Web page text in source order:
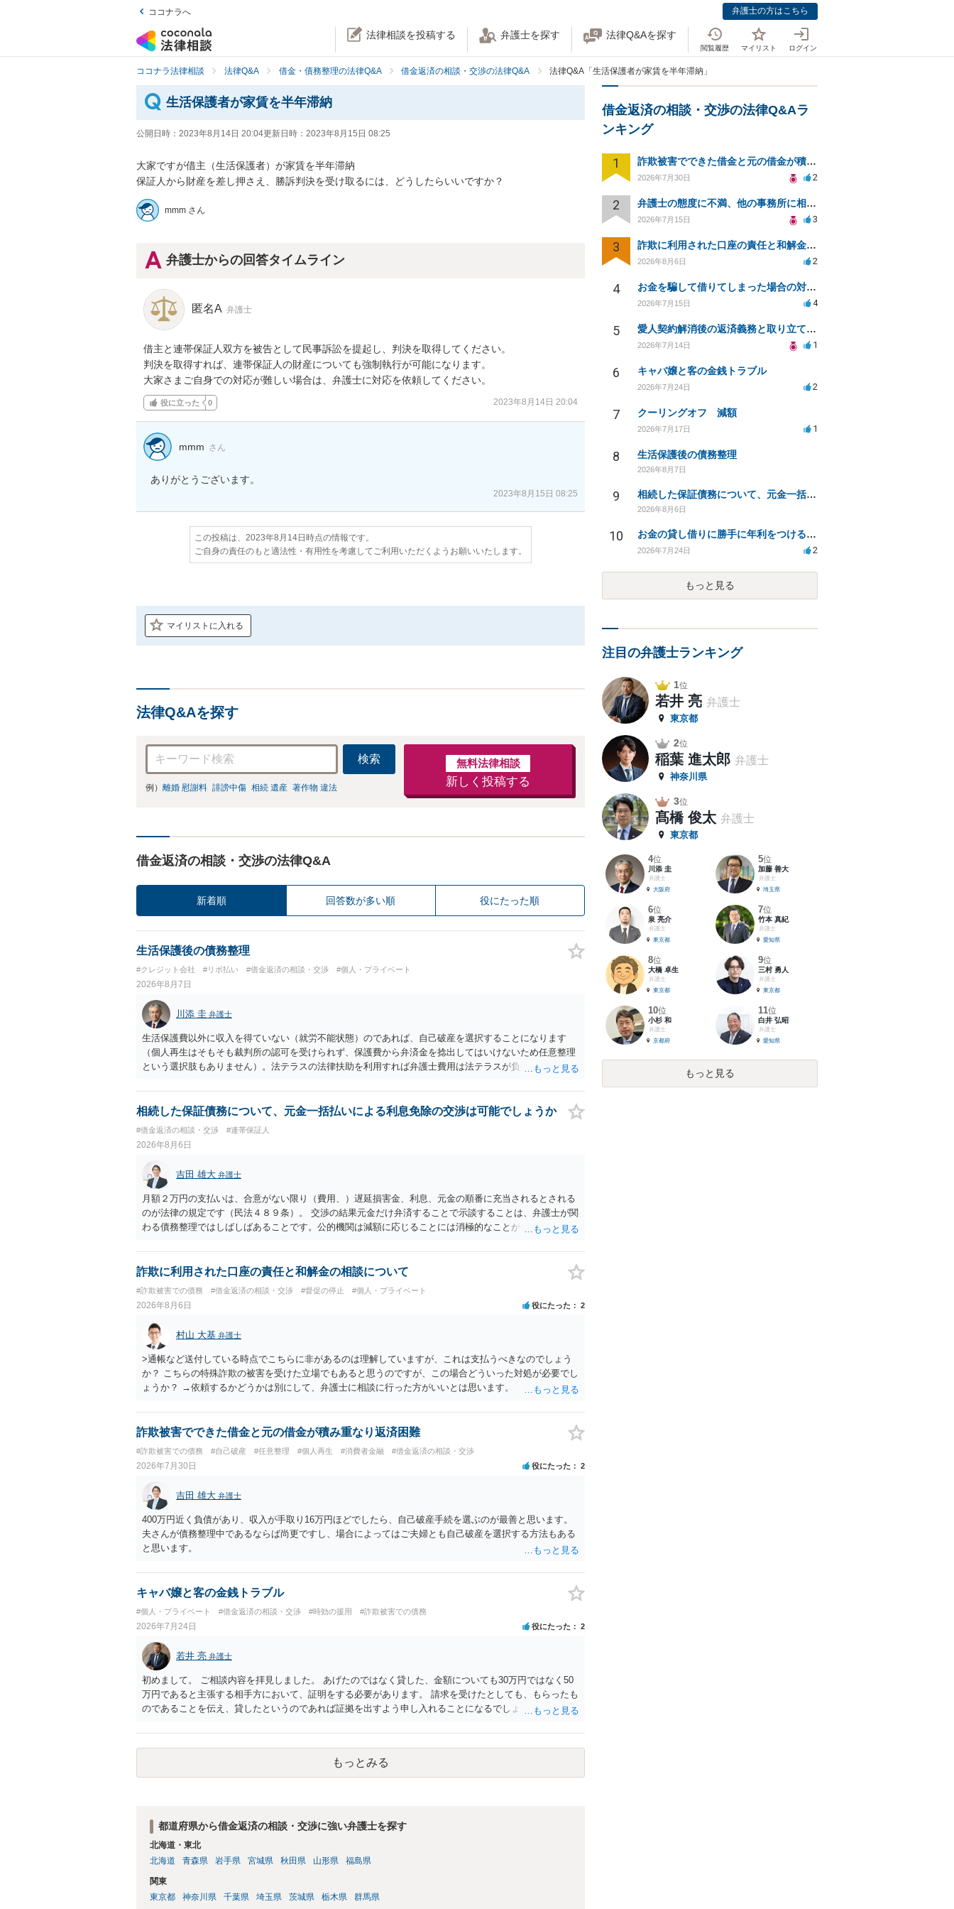
ココナラへ 弁護士の方はこちら
法律相談を投稿する 弁護士を探す 法律Q&Aを探す
閲覧履歴 マイリスト ログイン
ココナラ法律相談 法律Q&A 借金・債務整理の法律Q&A 借金返済の相談・交渉の法律Q&A 法律Q&A「生活保護者が家賃を半年滞納」
生活保護者が家賃を半年滞納
公開日時： 2023年8月14日 20:04更新日時： 2023年8月15日 08:25
大家ですが借主（生活保護者）が家賃を半年滞納
保証人から財産を差し押さえ、勝訴判決を受け取るには、どうしたらいいですか？
mmm さん
弁護士からの回答タイムライン
匿名A 弁護士
借主と連帯保証人双方を被告として民事訴訟を提起し、判決を取得してください。
判決を取得すれば、連帯保証人の財産についても強制執行が可能になります。
大家さまご自身での対応が難しい場合は、弁護士に対応を依頼してください。
役に立った 0 2023年8月14日 20:04
mmm さん
ありがとうございます。
2023年8月15日 08:25
この投稿は、2023年8月14日時点の情報です。
ご自身の責任のもと適法性・有用性を考慮してご利用いただくようお願いいたします。
マイリストに入れる
法律Q&Aを探す
検索
例） 離婚 慰謝料 誹謗中傷 相続 遺産 著作物 違法
無料法律相談
新しく投稿する
借金返済の相談・交渉の法律Q&A
新着順 回答数が多い順 役にたった順
生活保護後の債務整理
#クレジット会社 #リボ払い #借金返済の相談・交渉 #個人・プライベート
2026年8月7日
川添 圭 弁護士
生活保護費以外に収入を得ていない（就労不能状態）のであれば、自己破産を選択することになります
（個人再生はそもそも裁判所の認可を受けられず、保護費から弁済金を捻出してはいけないため任意整理
という選択肢もありません）。法テラスの法律扶助を利用すれば弁護士費用は法テラスが負担し、裁判所
相続した保証債務について、元金一括払いによる利息免除の交渉は可能でしょうか
#借金返済の相談・交渉 #連帯保証人
2026年8月6日
吉田 雄大 弁護士
月額２万円の支払いは、合意がない限り（費用、）遅延損害金、利息、元金の順番に充当されるとされる
のが法律の規定です（民法４８９条）。 交渉の結果元金だけ弁済することで示談することは、弁護士が関
わる債務整理ではしばしばあることです。公的機関は減額に応じることには消極的なことが多いものの、
詐欺に利用された口座の責任と和解金の相談について
#詐欺被害での債務 #借金返済の相談・交渉 #督促の停止 #個人・プライベート
2026年8月6日 役にたった 2
村山 大基 弁護士
>通帳など送付している時点でこちらに非があるのは理解していますが、これは支払うべきなのでしょう
か？ こちらの特殊詐欺の被害を受けた立場でもあると思うのですが、この場合どういった対処が必要でし
ょうか？ →依頼するかどうかは別にして、弁護士に相談に行った方がいいとは思います。 そもそも、
とは可能でしょうか？ →一般的には難しいです。相談者さんも１００万円の被害を受けたとして、１円も
払わないで和解したいと言われたら、 できるだけ重い刑罰を与えて欲しい、と思われるのではないでし
だ、弁護士費用かけるならその分賠償に回すことも考えられるので、 兼ね合いは考えてみましょう。
詐欺被害でできた借金と元の借金が積み重なり返済困難
#詐欺被害での債務 #自己破産 #任意整理 #個人再生 #消費者金融 #借金返済の相談・交渉
2026年7月30日 役にたった 2
吉田 雄大 弁護士
400万円近く負債があり、収入が手取り16万円ほどでしたら、自己破産手続を選ぶのが最善と思います。
夫さんが債務整理中であるならば尚更ですし、場合によってはご夫婦とも自己破産を選択する方法もある
と思います。
キャバ嬢と客の金銭トラブル
#個人・プライベート #借金返済の相談・交渉 #時効の援用 #詐欺被害での債務
2026年7月24日 役にたった 2
若井 亮 弁護士
初めまして。 ご相談内容を拝見しました。 あげたのではなく貸した、金額についても30万円ではなく50
万円であると主張する相手方において、証明をする必要があります。 請求を受けたとしても、もらったも
のであることを伝え、貸したというのであれば証拠を出すよう申し入れることになるでしょう。 請求があ
もっとみる
都道府県から借金返済の相談・交渉に強い弁護士を探す
北海道・東北
北海道
青森県 岩手県 宮城県 秋田県 山形県 福島県
関東
東京都
神奈川県 千葉県 埼玉県 茨城県 栃木県 群馬県
借金返済の相談・交渉の法律Q&Aラ
ンキング
1 詐欺被害でできた借金と元の借金が積み重なり返済困難
2026年7月30日 2
2 弁護士の態度に不満、他の事務所に相談すべきか？
2026年7月15日 3
3 詐欺に利用された口座の責任と和解金の相談について
2026年8月6日 2
4 お金を騙して借りてしまった場合の対処法と今後の対応策
2026年7月15日 4
5 愛人契約解消後の返済義務と取り立て行為の合法性は？
2026年7月14日 1
6 キャバ嬢と客の金銭トラブル
2026年7月24日 2
7 クーリングオフ 減額
2026年7月17日 1
8 生活保護後の債務整理
2026年8月7日
9 相続した保証債務について、元金一括払いによる利息免除の交渉は可能でしょうか
2026年8月6日
10 お金の貸し借りに勝手に年利をつけるのはどうなのか
2026年7月24日 2
もっと見る
注目の弁護士ランキング
1位
若井 亮 弁護士
東京都
2位
稲葉 進太郎 弁護士
神奈川県
3位
髙橋 俊太 弁護士
東京都
4位
川添 圭
弁護士
大阪府
5位
加藤 善大
弁護士
埼玉県
6位
泉 亮介
弁護士
東京都
7位
竹本 真紀
弁護士
愛知県
8位
大橋 卓生
弁護士
東京都
9位
三村 勇人
弁護士
東京都
10位
小杉 和
弁護士
京都府
11位
白井 弘昭
弁護士
愛知県
もっと見る